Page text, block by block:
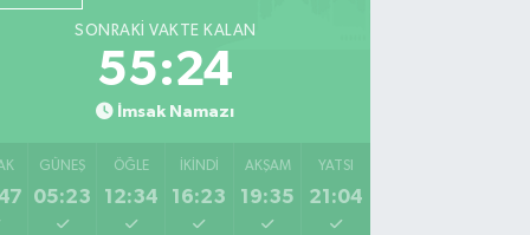
SONRAKI VAKTE KALAN
55:22
İmsak Namazı
GÜNEŞ
05:23
ÖĞLE
12:34
İKINDI
16:23
AKŞAM
19:35
YATSI
21:04